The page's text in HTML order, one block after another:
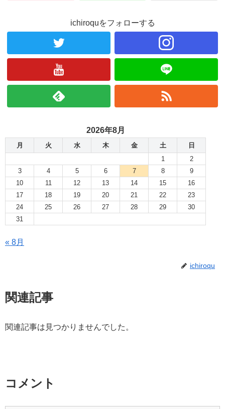
ichiroquをフォローする
2026年8月
月 火 水 木 金 土
日
1
2
3
4 5 6 7 8
9
10
11 12 13 14 15
16
17
18 19 20 21 22
23
24
25 26 27 28 29
30
31
« 8月
ichiroqu
関連記事
関連記事は見つかりませんでした。
コメント